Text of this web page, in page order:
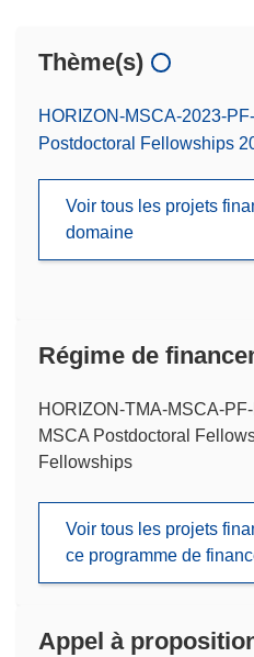
Thème(s)
HORIZON-MSCA-2023-
Postdoctoral Fellowships
Voir tous les projets
domaine
Régime de
HORIZON-TMA-MSCA-
MSCA Postdoctoral
Fellowships
Voir tous les projets
ce programme de
Appel à